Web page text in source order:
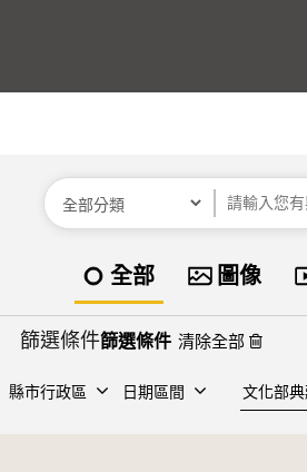
分類 關鍵字
全部 圖像
篩選條件 清除全部
縣市行政區 日期區間 建檔單位